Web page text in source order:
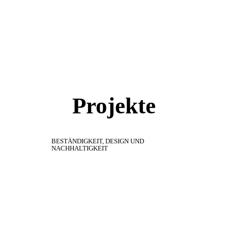
Projekte
BESTÄNDIGKEIT, DESIGN UND
NACHHALTIGKEIT